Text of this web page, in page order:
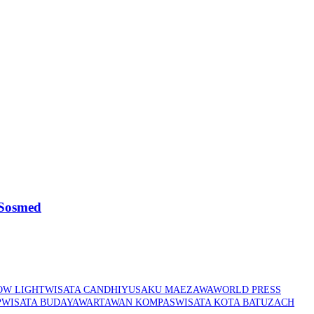
LIGHTWISATA CANDHIYUSAKU MAEZAWAWORLD PRESS
WISATA BUDAYAWARTAWAN KOMPASWISATA KOTA BATUZACH